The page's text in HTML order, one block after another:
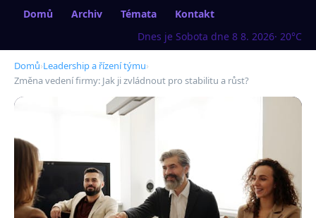
Domů Archiv Témata
Kontakt
Dnes je Sobota dne 8 8. 2026· 20°C
Domů›Leadership a řízení týmu›
Změna vedení firmy: Jak ji zvládnout pro stabilitu a růst?